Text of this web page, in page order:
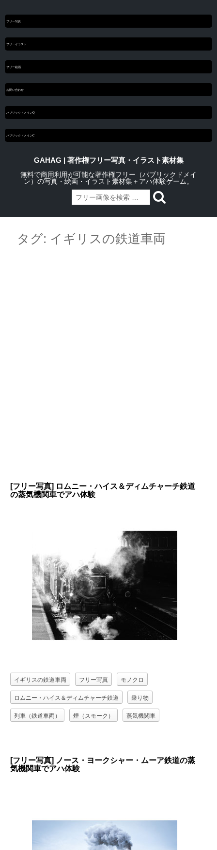
フリー写真
フリーイラスト
フリー絵画
お問い合わせ
パブリックドメインQ
パブリックドメインC
GAHAG | 著作権フリー写真・イラスト素材集
無料で商用利用が可能な著作権フリー（パブリックドメイ
ン）の写真・絵画・イラスト素材集＋アハ体験ゲーム。
contentタグ: イギリスの鉄道車両
[フリー写真] ロムニー・ハイス＆ディムチャーチ鉄道
の蒸気機関車でアハ体験
イギリスの鉄道車両 フリー写真 モノクロ
ロムニー・ハイス＆ディムチャーチ鉄道 乗り物
列車（鉄道車両） 煙（スモーク） 蒸気機関車
[フリー写真] ノース・ヨークシャー・ムーア鉄道の蒸
気機関車でアハ体験